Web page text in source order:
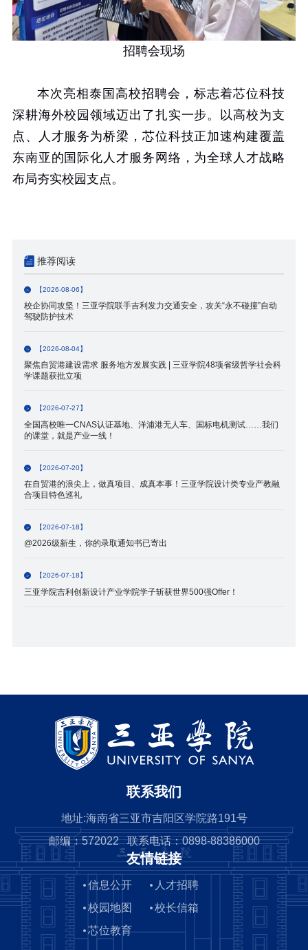
招聘会现场
本次亮相泰国高校招聘会，标志着芯位科技
深耕海外校园领域迈出了扎实一步。以高校为支
点、人才服务为桥梁，芯位科技正加速构建覆盖
东南亚的国际化人才服务网络，为全球人才战略
布局夯实校园支点。
推荐阅读
【2026-08-06】
校企协同攻坚！三亚学院联手吉利发力交通安全，攻关“永不碰撞”自动
驾驶防护技术
【2026-08-04】
聚焦自贸港建设需求 服务地方发展实践 | 三亚学院48项省级哲学社会科
学课题获批立项
【2026-07-27】
全国高校唯一CNAS认证基地、洋浦港无人车、国标电机测试……我们
的课堂，就是产业一线！
【2026-07-20】
在自贸港的浪尖上，做真项目、成真本事！三亚学院设计类专业产教融
合项目特色巡礼
【2026-07-18】
@2026级新生，你的录取通知书已寄出
【2026-07-18】
三亚学院吉利创新设计产业学院学子斩获世界500强Offer！
联系我们
地址:海南省三亚市吉阳区学院路191号
邮编：572022 联系电话：0898-88386000
友情链接
信息公开
人才招聘
校园地图
校长信箱
芯位教育